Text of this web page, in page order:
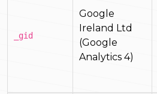
_gid
Google
Ireland Ltd
(Google
Analytics 4)